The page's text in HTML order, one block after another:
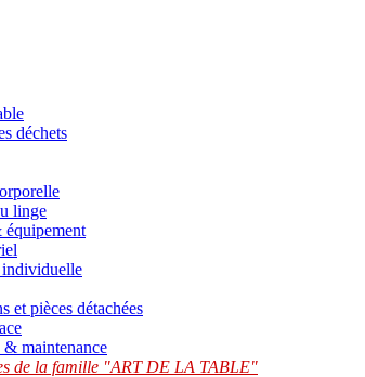
déchets
linge
et pièces détachées
& maintenance
de la famille "ART DE LA TABLE"